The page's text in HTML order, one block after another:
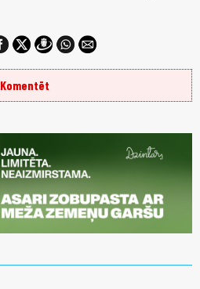
Komentēt